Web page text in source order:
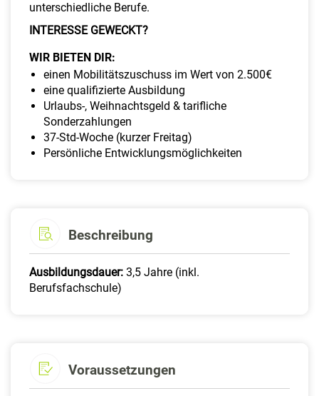
unterschiedliche Berufe.
INTERESSE GEWECKT?
WIR BIETEN DIR:
einen Mobilitätszuschuss im Wert von 2.500€
eine qualifizierte Ausbildung
Urlaubs-, Weihnachtsgeld & tarifliche
Sonderzahlungen
37-Std-Woche (kurzer Freitag)
Persönliche Entwicklungsmöglichkeiten
Beschreibung
Ausbildungsdauer: 3,5 Jahre (inkl.
Berufsfachschule)
Voraussetzungen